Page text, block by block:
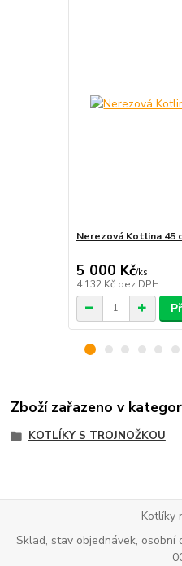
Nerezová Kotlina 45
5 000 Kč/ks
4 132 Kč bez DPH
Zboží zařazeno v
KOTLÍKY S TROJNOŽKOU
Kotlíky
Sklad, stav objednávek,